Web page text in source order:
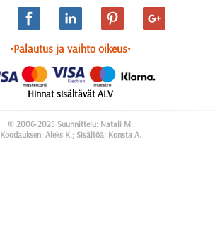
•Palautus ja vaihto oikeus•
Hinnat sisältävät ALV
© 2006-2025 Suunnittelu: Natali M.
Koodauksen: Aleks K.; Sisältöä: Konsta A.